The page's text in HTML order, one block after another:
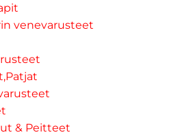
venevarusteet
& Peitteet